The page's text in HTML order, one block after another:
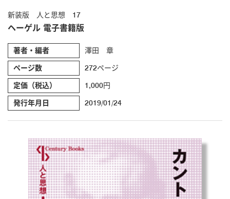
新装版 人と思想 17
ヘーゲル 電子書籍版
著者・編者 澤田 章
ページ数 272ページ
定価（税込） 1,000円
発行年月日 2019/01/24